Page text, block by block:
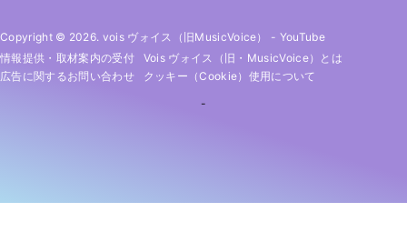
Copyright © 2026. vois ヴォイス（旧MusicVoice） - YouTube
情報提供・取材案内の受付
Vois ヴォイス（旧・MusicVoice）とは
広告に関するお問い合わせ
クッキー（cookie）使用について
-